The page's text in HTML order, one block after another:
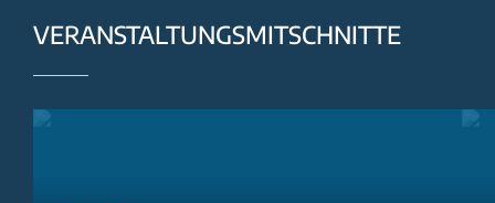
VERANSTALTUNGSMITSCHNITTE